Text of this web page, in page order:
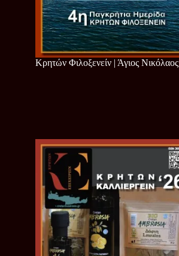
Κρητών Φιλοξενείν | Άγιος Νικόλαος